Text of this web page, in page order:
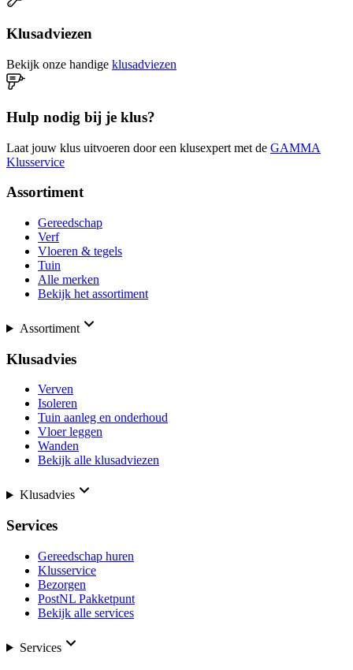
Klusadviezen
Bekijk onze handige klusadviezen
Hulp nodig bij je klus?
Laat jouw klus uitvoeren door een klusexpert met de GAMMA
Klusservice
Assortiment
Gereedschap
Verf
Vloeren & tegels
Tuin
Alle merken
Bekijk het assortiment
Assortiment
Klusadvies
Verven
Isoleren
Tuin aanleg en onderhoud
Vloer leggen
Wanden
Bekijk alle klusadviezen
Klusadvies
Services
Gereedschap huren
Klusservice
Bezorgen
PostNL Pakketpunt
Bekijk alle services
Services